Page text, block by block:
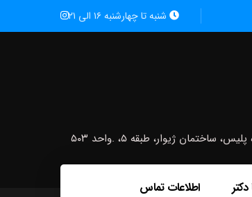
شنبه تا چهارشنبه ۱۶ الی ۲۱
ژیوار، طبقه ۵، .واحد ۵۰۳
اطلاعات تماس